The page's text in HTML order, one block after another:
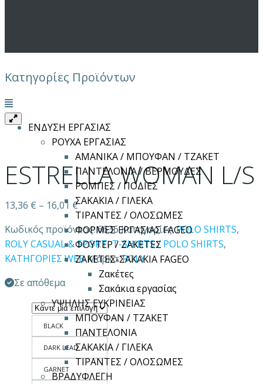
Κατηγορίες Προϊόντων
Μενού
ΕΝΔΥΣΗ ΕΡΓΑΣΙΑΣ
ΡΟΥΧΑ ΕΡΓΑΣΙΑΣ
ΑΜΑΝΙΚΑ / ΜΠΟΥΦΑΝ / ΤΖΑΚΕΤ
ΠΑΝΤΕΛΟΝΙΑ / ΒΕΡΜΟΥΔΕΣ
ΡΟΜΠΕΣ / ΠΟΔΙΕΣ
ΣΑΚΑΚΙΑ / ΓΙΛΕΚΑ
ΤΙΡΑΝΤΕΣ / ΟΛΟΣΩΜΕΣ
ΦΟΡΜΕΣ ΕΡΓΑΣΙΑΣ FAGEO
ΦΟΥΤΕΡ / ΖΑΚΕΤΕΣ
ΖΑΚΕΤΕΣ-ΣΑΚΑΚΙΑ FAGEO
Ζακέτες
Σακάκια εργασίας
ΥΨΗΛΗΣ ΕΥΚΡΙΝΕΙΑΣ
ΜΠΟΥΦΑΝ / ΤΖΑΚΕΤ
ΠΑΝΤΕΛΟΝΙΑ
ΣΑΚΑΚΙΑ / ΓΙΛΕΚΑ
ΤΙΡΑΝΤΕΣ / ΟΛΟΣΩΜΕΣ
ΒΡΑΔΥΦΛΕΓΗ
ESTRELLA WOMAN L/S
13,36 € – 16,01 €
Κωδικός προϊόντος:6636 Κατηγορίες:POLO SHIRTS,
ROLY CASUAL & SPORT,T-SHIRTS / POLO SHIRTS,
ΚΑΤΗΓΟΡΙΕΣ WEBΜάρκα:ROLY
Σε απόθεμα
BLACK
DARK LEAD
GARNET